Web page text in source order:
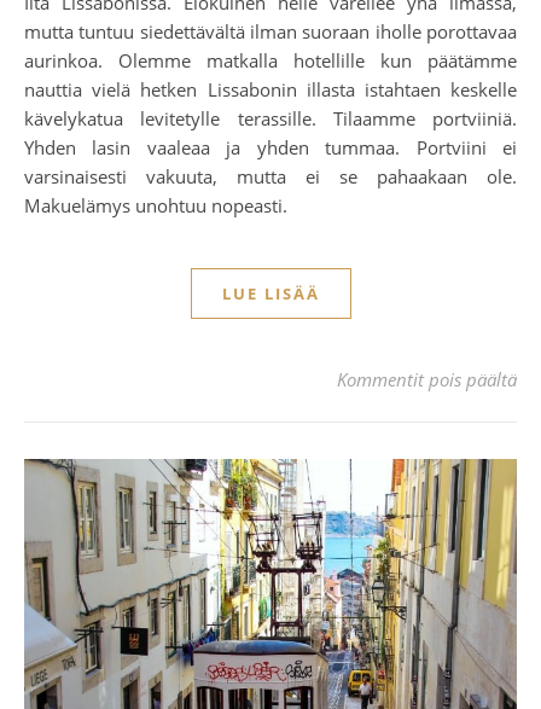
mutta tuntuu siedettävältä ilman suoraan iholle porottavaa
aurinkoa. Olemme matkalla hotellille kun päätämme
nauttia vielä hetken Lissabonin illasta istahtaen keskelle
kävelykatua levitetylle terassille. Tilaamme portviiniä.
Yhden lasin vaaleaa ja yhden tummaa. Portviini ei
varsinaisesti vakuuta, mutta ei se pahaakaan ole.
Makuelämys unohtuu nopeasti.
LUE LISÄÄ
Kommentit pois päältä